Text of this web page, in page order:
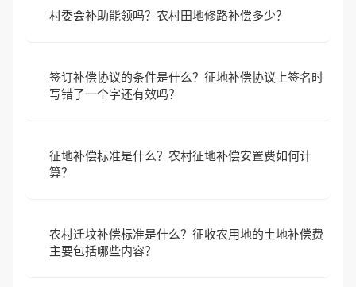
村委会补助能领吗？农村田地修路补偿多少？
签订补偿协议的条件是什么？征地补偿协议上签名时
写错了一个字还有效吗？
征地补偿标准是什么？农村征地补偿安置费如何计
算？
农村迁坟补偿标准是什么？征收农用地的土地补偿费
主要包括哪些内容？